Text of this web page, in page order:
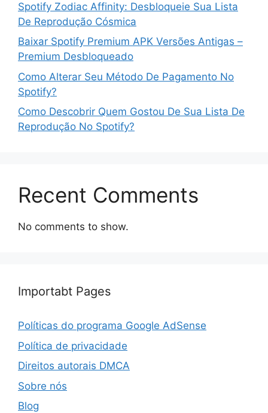
Spotify Zodiac Affinity: Desbloqueie Sua Lista
De Reprodução Cósmica
Baixar Spotify Premium APK Versões Antigas –
Premium Desbloqueado
Como Alterar Seu Método De Pagamento No
Spotify?
Como Descobrir Quem Gostou De Sua Lista De
Reprodução No Spotify?
Recent Comments
No comments to show.
Importabt Pages
Políticas do programa Google AdSense
Política de privacidade
Direitos autorais DMCA
Sobre nós
Blog